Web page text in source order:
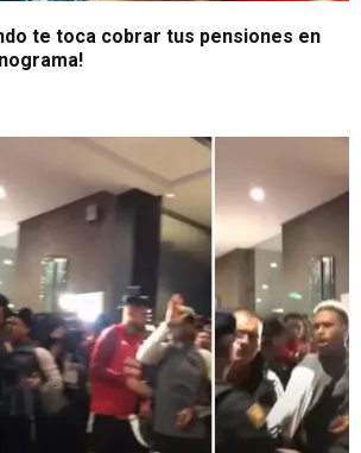
te toca cobrar tus pensiones en
con Marruecos